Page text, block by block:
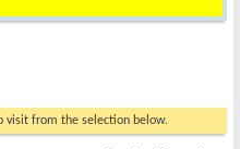
visit from the selection below.